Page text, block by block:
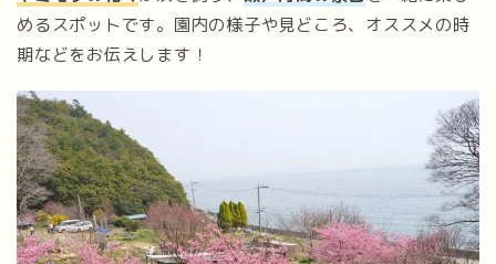
めるスポットです。園内の様子や見どころ、オススメの時
期などをお伝えします！